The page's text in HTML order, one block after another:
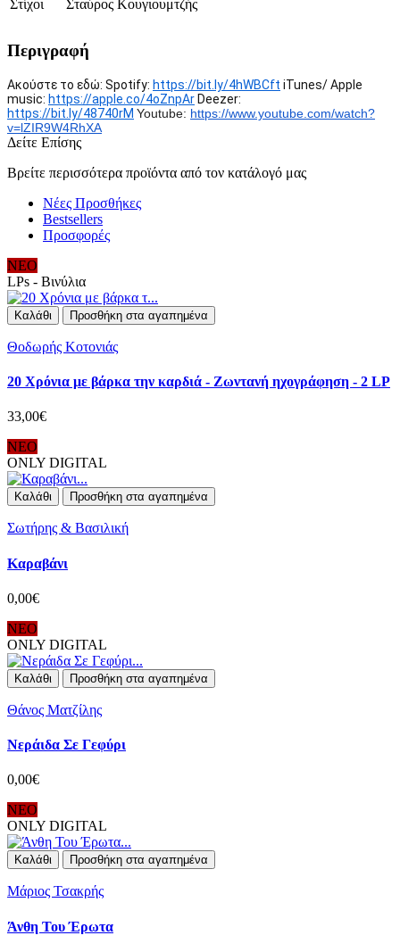
Στίχοι Σταύρος Κουγιουμτζής
Περιγραφή
Ακούστε το εδώ: Spotify: https://bit.ly/4hWBCft iTunes/ Apple
music: https://apple.co/4oZnpAr Deezer:
https://bit.ly/48740rM Youtube: https://www.youtube.com/watch?
v=lZIR9W4RhXA
Δείτε Επίσης
Βρείτε περισσότερα προϊόντα από τον κατάλογό μας
Νέες Προσθήκες
Bestsellers
Προσφορές
ΝΕΟ
LPs - Βινύλια
Καλάθι Προσθήκη στα αγαπημένα
Θοδωρής Κοτονιάς
20 Χρόνια με βάρκα την καρδιά - Ζωντανή ηχογράφηση - 2 LP
33,00€
ΝΕΟ
ONLY DIGITAL
Καλάθι Προσθήκη στα αγαπημένα
Σωτήρης & Βασιλική
Καραβάνι
0,00€
ΝΕΟ
ONLY DIGITAL
Καλάθι Προσθήκη στα αγαπημένα
Θάνος Ματζίλης
Νεράιδα Σε Γεφύρι
0,00€
ΝΕΟ
ONLY DIGITAL
Καλάθι Προσθήκη στα αγαπημένα
Μάριος Τσακρής
Άνθη Του Έρωτα